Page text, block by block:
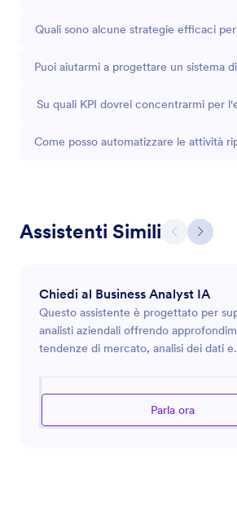
Quali sono alcune strategie efficaci
Puoi aiutarmi a progettare un sistema
Su quali KPI dovrei concentrarmi per
Come posso automatizzare le attività
Assistenti Simili
Chiedi al Business Analyst IA
Questo assistente è progettato per
analisti aziendali offrendo
tendenze di mercato, analisi dei dati e
dei dati aziendali e l'implementazione
migliori per aumentare l'efficienza e la
Parla ora